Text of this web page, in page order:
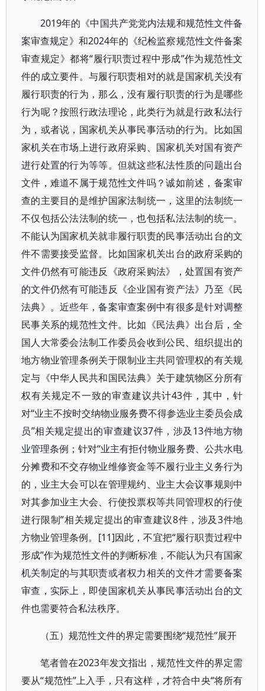
2019年的《中国共产党党内法规和规范性文件备
案审查规定》和2024年的《纪检监察规范性文件备案
审查规定》都将“履行职责过程中形成”作为规范性文
件的成立要件。与履行职责相对的就是国家机关没有
履行职责的行为，那么，没有履行职责的行为是哪些
行为呢？按照行政法理论，此类行为就是行政私法行
为，或者说，国家机关从事民事活动的行为。比如国
家机关在市场上进行政府采购、国家机关对国有资产
进行处置的行为等等。但就这些私法性质的问题出台
文件，难道不属于规范性文件吗？诚如前述，备案审
查的主要目的是维护国家法制统一，这里的法制统一
不仅包括公法法制的统一，也包括私法法制的统一。
不能认为国家机关就非履行职责的民事活动出台的文
件不需要接受监督。比如国家机关出台的政府采购的
文件仍然有可能违反《政府采购法》，处置国有资产
的文件仍然有可能违反《企业国有资产法》乃至《民
法典》。近些年，备案审查案例中有很多是针对调整
民事关系的规范性文件。比如《民法典》出台后，全
国人大常委会法制工作委员会收到公民、组织提出的
地方物业管理条例关于限制业主共同管理权的有关规
定与《中华人民共和国民法典》关于建筑物区分所有
权有关规定不一致的审查建议共计43件，其中，针
对“业主不按时交纳物业服务费不得参选业主委员会成
员”相关规定提出的审查建议37件，涉及13件地方物
业管理条例；针对“业主有拒付物业服务费、公共水电
分摊费和不交存物业维修资金等不履行业主义务行为
的，业主大会可以在管理规约、业主大会议事规则中
对其参加业主大会、行使投票权等共同管理权的行使
进行限制”相关规定提出的审查建议8件，涉及3件地
方物业管理条例。[11]因此，不宜把“履行职责过程中
形成”作为规范性文件的判断标准，不能认为只有国家
机关制定的与其职责或者权力相关的文件才需要备案
审查，实际上，即使国家机关从事民事活动出台的文
件也需要符合私法秩序。
（五）规范性文件的界定需要围绕“规范性”展开
笔者曾在2023年发文指出，规范性文件的界定需
要从“规范性”上入手，只有这样，才符合中央“将所有